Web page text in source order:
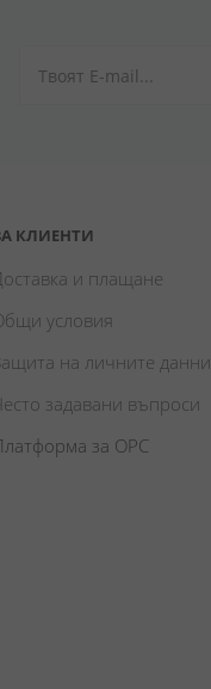
КЛИЕНТИ
и плащане
условия
на личните данни
задавани въпроси
за ОРС